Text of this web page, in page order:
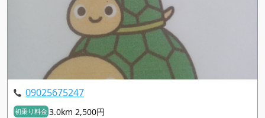
09025675247
初乗り料金 3.0km 2,500円